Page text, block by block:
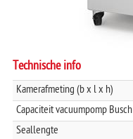
Technische info
Kamerafmeting (b x l x h)
Capaciteit vacuumpomp Busch
Seallengte